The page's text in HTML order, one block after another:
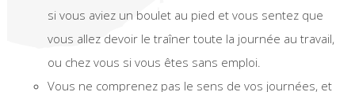
si vous aviez un boulet au pied et vous sentez que
vous allez devoir le traîner toute la journée au travail,
ou chez vous si vous êtes sans emploi.
Vous ne comprenez pas le sens de vos journées, et